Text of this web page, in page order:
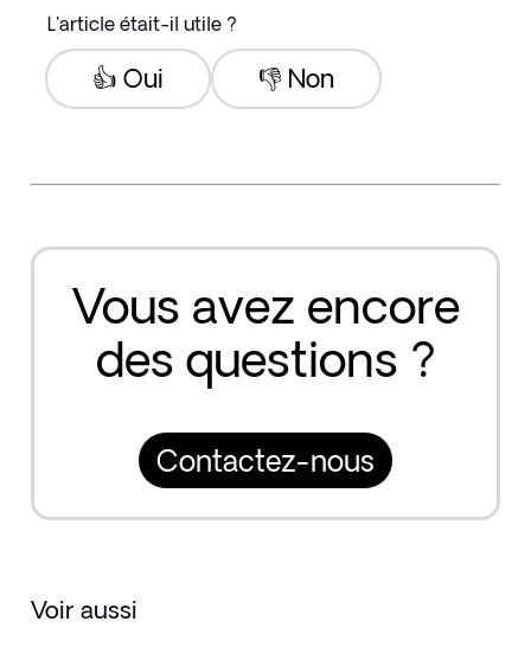
L'article était-il utile ?
👎 Non
👍 Oui
Vous avez encore
des questions ?
Contactez-nous
Voir aussi